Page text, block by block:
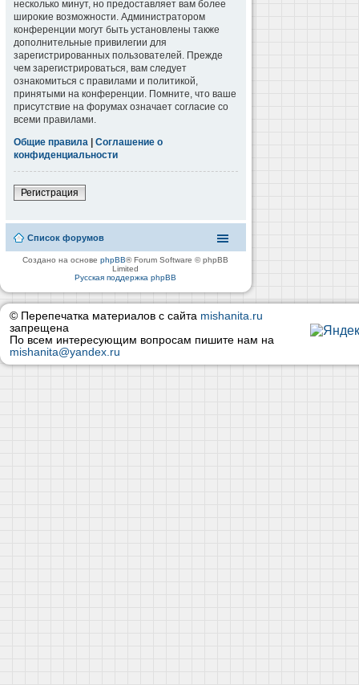
несколько минут, но предоставляет вам более
широкие возможности. Администратором
конференции могут быть установлены также
дополнительные привилегии для
зарегистрированных пользователей. Прежде
чем зарегистрироваться, вам следует
ознакомиться с правилами и политикой,
принятыми на конференции. Помните, что ваше
присутствие на форумах означает согласие со
всеми правилами.
Общие правила | Соглашение о
конфиденциальности
Регистрация
Список форумов
Создано на основеphpBB® Forum Software © phpBB
Limited
Русская поддержка phpBB
© Перепечатка материалов с сайта mishanita.ru
запрещена
По всем интересующим вопросам пишите нам на
mishanita@yandex.ru